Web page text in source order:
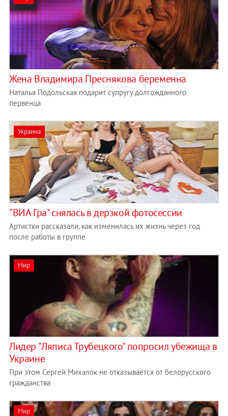
Жена Владимира Преснякова беременна
Наталья Подольская подарит супругу долгожданного
первенца
Украина
"ВИА Гра" снялась в дерзкой фотосессии
Артистки рассказали, как изменилась их жизнь через год
после работы в группе
Мир
Лидер "Ляписа Трубецкого" попросил убежища в
Украине
При этом Сергей Михалок не отказывается от белорусского
гражданства
Мир